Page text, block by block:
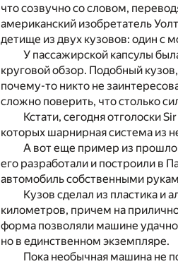
что созвучно со словом,
американский изобретатель
детище из двух кузовов: один с
У пассажирской капсулы
круговой обзор. Подобный
почему-то никто не
сложно поверить, что столько
Кстати, сегодня отголоски
которых шарнирная система из
А вот еще пример из
его разработали и построили в
автомобиль собственными
Кузов сделал из пластика и
километров, причем на
форма позволяли машине удачно
но в единственном экземпляре.
Пока необычная машина не